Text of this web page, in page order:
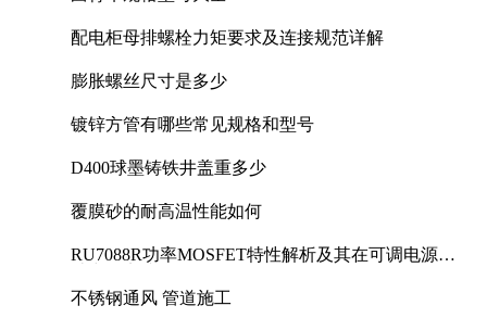
配电柜母排螺栓力矩要求及连接规范详解
膨胀螺丝尺寸是多少
镀锌方管有哪些常见规格和型号
D400球墨铸铁井盖重多少
覆膜砂的耐高温性能如何
RU7088R功率MOSFET特性解析及其在可调电源设
不锈钢通风 管道施工